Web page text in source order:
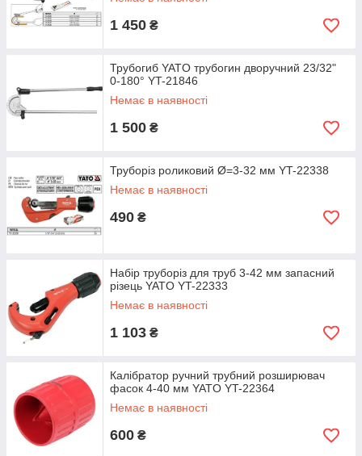
1 450 ₴
Трубогиб YATO трубогин дворучний 23/32"
0-180° YT-21846
Немає в наявності
1 500 ₴
Труборіз роликовий Ø=3-32 мм YT-22338
Немає в наявності
490 ₴
Набір труборіз для труб 3-42 мм запасний
різець YATO YT-22333
Немає в наявності
1 103 ₴
Калібратор ручний трубний розширювач
фасок 4-40 мм YATO YT-22364
Немає в наявності
600 ₴